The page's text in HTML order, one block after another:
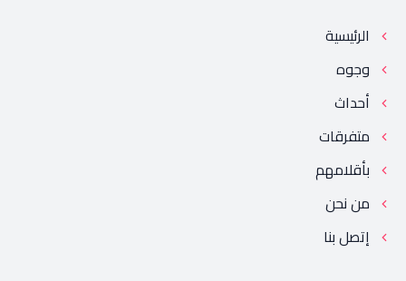
الرئيسية
وجوه
أحداث
متفرقات
بأقلامهم
من نحن
إتصل بنا